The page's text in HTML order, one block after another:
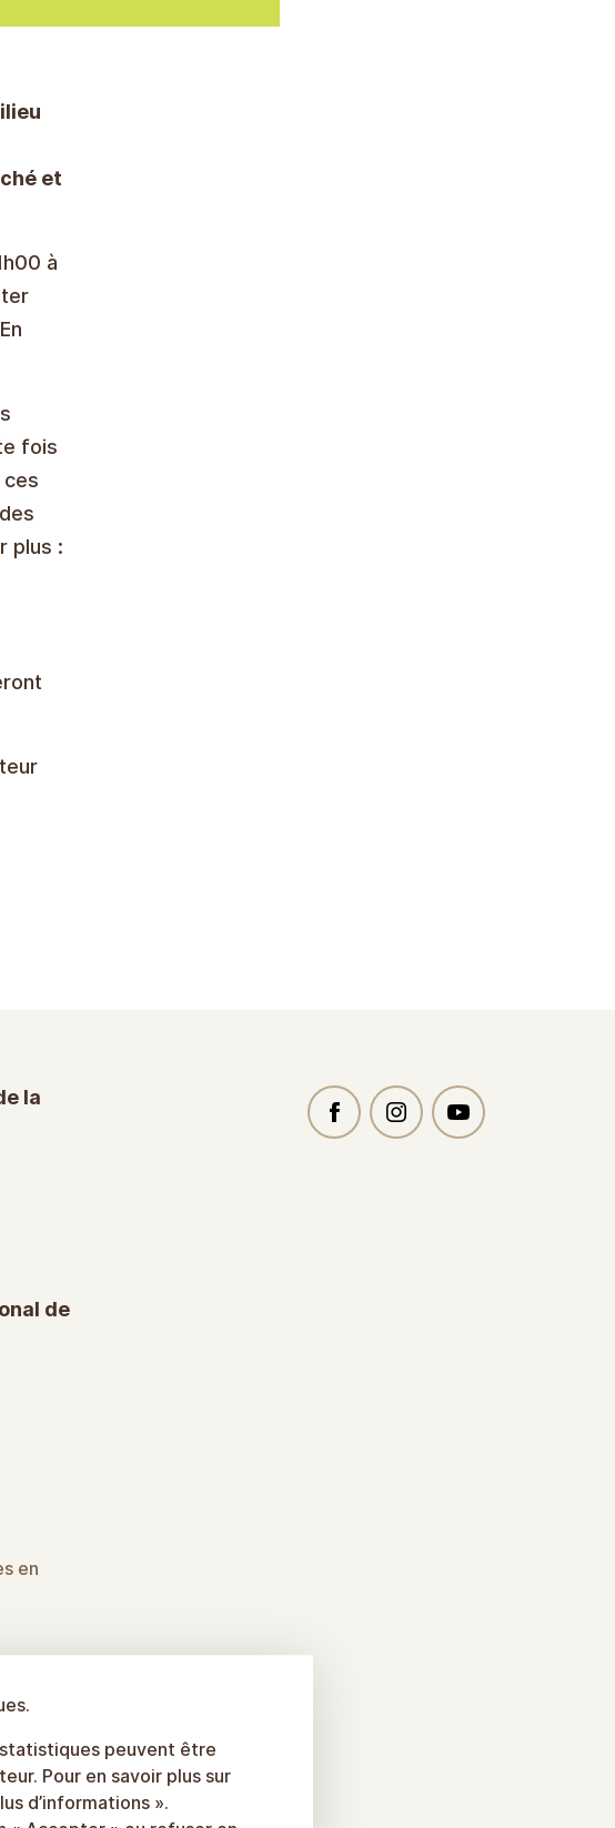
et
à
fois
plus :
la
de
en
peuvent être
Pour en savoir plus sur
d’informations ».